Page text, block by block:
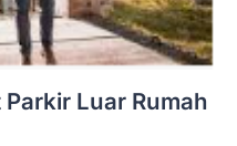
Luar Rumah